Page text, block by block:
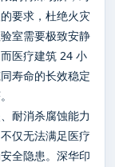
要求，杜绝火灾
室需要极致安静
医疗建筑 24 小
寿命的长效稳定
耐消杀腐蚀能力
仅无法满足医疗
全隐患。深华印